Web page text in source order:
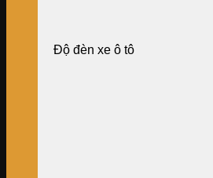
Độ đèn xe ô tô